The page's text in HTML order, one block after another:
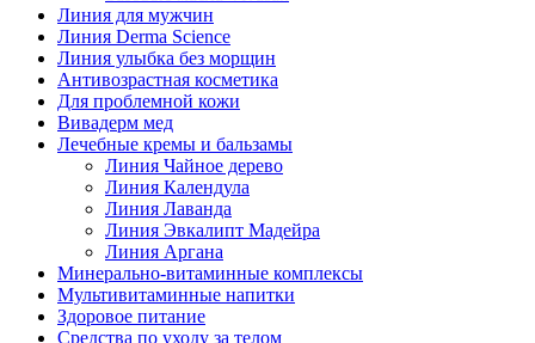
Линия для мужчин
Линия Derma Science
Линия улыбка без морщин
Антивозрастная косметика
Для проблемной кожи
Вивадерм мед
Лечебные кремы и бальзамы
Линия Чайное дерево
Линия Календула
Линия Лаванда
Линия Эвкалипт Мадейра
Линия Аргана
Минерально-витаминные комплексы
Мультивитаминные напитки
Здоровое питание
Средства по уходу за телом